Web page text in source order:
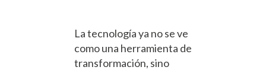
La tecnología ya no se ve
como una herramienta de
transformación, sino